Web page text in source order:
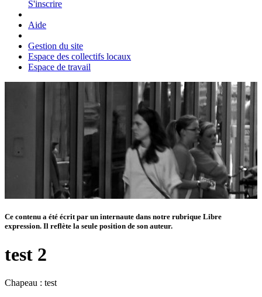
S'inscrire
Aide
Gestion du site
Espace des collectifs locaux
Espace de travail
Ce contenu a été écrit par un internaute dans notre rubrique Libre
expression. Il reflète la seule position de son auteur.
test 2
Chapeau : test